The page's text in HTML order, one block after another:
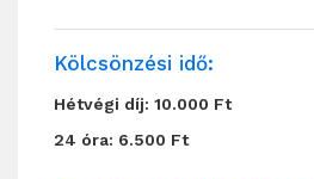
Kölcsönzési idő:
Hétvégi díj: 10.000 Ft
24 óra: 6.500 Ft